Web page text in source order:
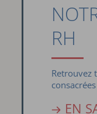
RH
Retrouvez
EN